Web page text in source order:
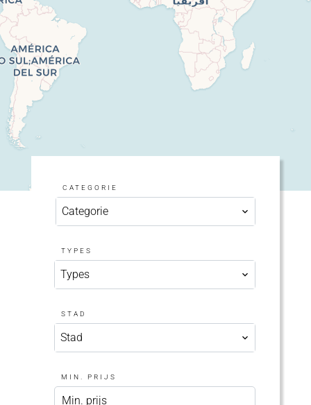
CATEGORIE
Categorie
TYPES
Types
STAD
Stad
MIN. PRIJS